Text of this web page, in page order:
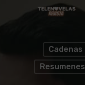
Cadenas
Resumenes